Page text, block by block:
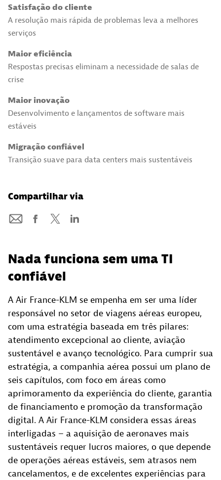
Satisfação do cliente
A resolução mais rápida de problemas leva a melhores
serviços
Maior eficiência
Respostas precisas eliminam a necessidade de salas de
crise
Maior inovação
Desenvolvimento e lançamentos de software mais
estáveis
Migração confiável
Transição suave para data centers mais sustentáveis
Compartilhar via
Nada funciona sem uma TI
confiável
A Air France-KLM se empenha em ser uma líder
responsável no setor de viagens aéreas europeu,
com uma estratégia baseada em três pilares:
atendimento excepcional ao cliente, aviação
sustentável e avanço tecnológico. Para cumprir sua
estratégia, a companhia aérea possui um plano de
seis capítulos, com foco em áreas como
aprimoramento da experiência do cliente, garantia
de financiamento e promoção da transformação
digital. A Air France-KLM considera essas áreas
interligadas – a aquisição de aeronaves mais
sustentáveis requer lucros maiores, o que depende
de operações aéreas estáveis, sem atrasos nem
cancelamentos, e de excelentes experiências para